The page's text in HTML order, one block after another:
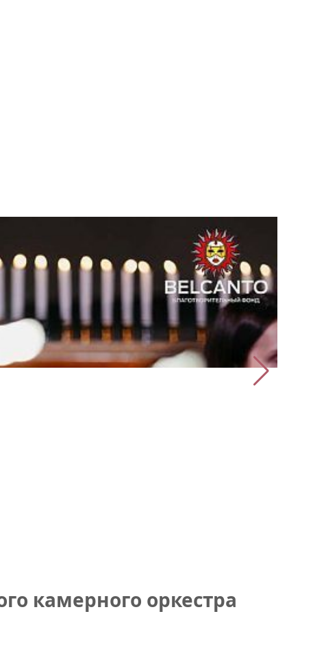
камерного оркестра